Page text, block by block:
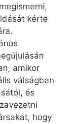
kérte
amikor
válságban
és
hogy